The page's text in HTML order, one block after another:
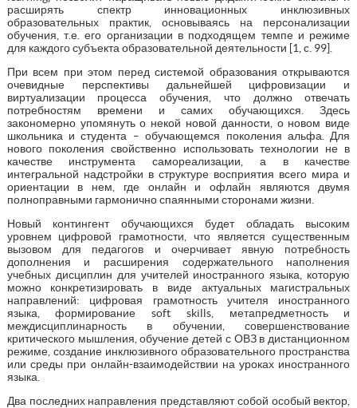
расширять спектр инновационных инклюзивных
образовательных практик, основываясь на персонализации
обучения, т.е. его организации в подходящем темпе и режиме
для каждого субъекта образовательной деятельности [1, c. 99].
При всем при этом перед системой образования открываются
очевидные перспективы дальнейшей цифровизации и
виртуализации процесса обучения, что должно отвечать
потребностям времени и самих обучающихся. Здесь
закономерно упомянуть о некой новой данности, о новом виде
школьника и студента – обучающемся поколения альфа. Для
нового поколения свойственно использовать технологии не в
качестве инструмента самореализации, а в качестве
интегральной надстройки в структуре восприятия всего мира и
ориентации в нем, где онлайн и офлайн являются двумя
полноправными гармонично спаянными сторонами жизни.
Новый контингент обучающихся будет обладать высоким
уровнем цифровой грамотности, что является существенным
вызовом для педагогов и очерчивает явную потребность
дополнения и расширения содержательного наполнения
учебных дисциплин для учителей иностранного языка, которую
можно конкретизировать в виде актуальных магистральных
направлений: цифровая грамотность учителя иностранного
языка, формирование soft skills, метапредметность и
междисциплинарность в обучении, совершенствование
критического мышления, обучение детей с ОВЗ в дистанционном
режиме, создание инклюзивного образовательного пространства
или среды при онлайн-взаимодействии на уроках иностранного
языка.
Два последних направления представляют собой особый вектор,